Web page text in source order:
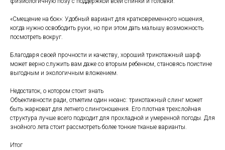
«Смещение на бок»: Удобный вариант для кратковременного ношения,
когда нужно освободить руки, но при этом дать малышу возможность
посмотреть вокруг.
Благодаря своей прочности и качеству, хороший трикотажный шарф
может верно служить вам даже со вторым ребенком, становясь поистине
выгодным и экологичным вложением.
Недостаток, о котором стоит знать
Объективности ради, отметим один нюанс: трикотажный слинг может
быть жарковат для летнего слингоношения. Его плотная трехслойная
структура лучше всего подходит для прохладной и умеренной погоды. Для
знойного лета стоит рассмотреть более тонкие тканые варианты.
Итог